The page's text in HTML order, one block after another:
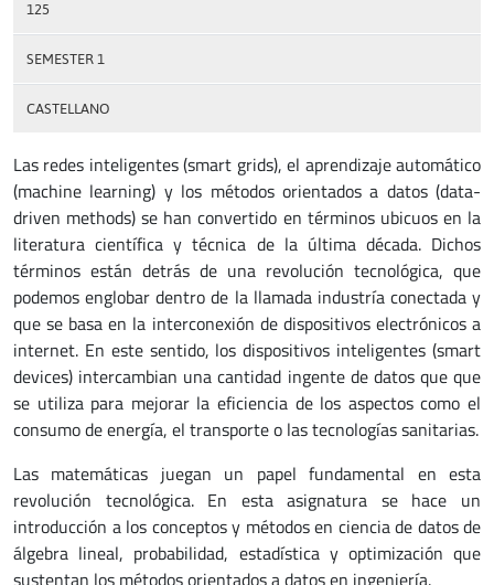
125
SEMESTER 1
CASTELLANO
Las redes inteligentes (smart grids), el aprendizaje automático
(machine learning) y los métodos orientados a datos (data-
driven methods) se han convertido en términos ubicuos en la
literatura científica y técnica de la última década. Dichos
términos están detrás de una revolución tecnológica, que
podemos englobar dentro de la llamada industría conectada y
que se basa en la interconexión de dispositivos electrónicos a
internet. En este sentido, los dispositivos inteligentes (smart
devices) intercambian una cantidad ingente de datos que que
se utiliza para mejorar la eficiencia de los aspectos como el
consumo de energía, el transporte o las tecnologías sanitarias.
Las matemáticas juegan un papel fundamental en esta
revolución tecnológica. En esta asignatura se hace un
introducción a los conceptos y métodos en ciencia de datos de
álgebra lineal, probabilidad, estadística y optimización que
sustentan los métodos orientados a datos en ingeniería.